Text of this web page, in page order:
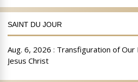
SAINT DU JOUR